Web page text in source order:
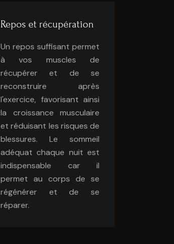
Repos et récupération
Un repos suffisant permet
à vos muscles de
récupérer et de se
reconstruire après
l'exercice, favorisant ainsi
la croissance musculaire
et réduisant les risques de
blessures. Le sommeil
adéquat chaque nuit est
indispensable car il
permet au corps de se
régénérer et de se
réparer.